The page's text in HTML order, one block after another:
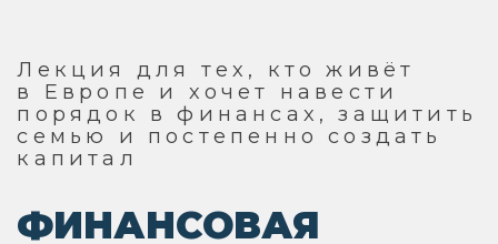
ФИНАНСОВАЯ
НА ПРАКТИКЕ:
в Европе и хочет навести
порядок в финансах, защитить
семью и постепенно создать
капитал